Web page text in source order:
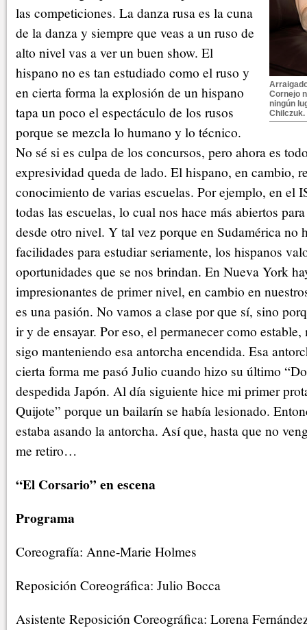
Cornejo
ningún
Chilczuk.
las competiciones. La danza rusa es la cuna
de la danza y siempre que veas a un ruso de
alto nivel vas a ver un buen show. El
hispano no es tan estudiado como el ruso y
en cierta forma la explosión de un hispano
tapa un poco el espectáculo de los rusos
porque se mezcla lo humano y lo técnico.
No sé si es culpa de los concursos, pero ahora es
expresividad queda de lado. El hispano, en cambio,
conocimiento de varias escuelas. Por ejemplo, en el
todas las escuelas, lo cual nos hace más abiertos
desde otro nivel. Y tal vez porque en Sudamérica no
facilidades para estudiar seriamente, los hispanos
oportunidades que se nos brindan. En Nueva York
impresionantes de primer nivel, en cambio en
es una pasión. No vamos a clase por que sí, sino
ir y de ensayar. Por eso, el permanecer como
sigo manteniendo esa antorcha encendida. Esa
cierta forma me pasó Julio cuando hizo su último
despedida Japón. Al día siguiente hice mi primer
Quijote” porque un bailarín se había lesionado.
estaba asando la antorcha. Así que, hasta que no
me retiro…
“El Corsario” en escena
Programa
Coreografía: Anne-Marie Holmes
Reposición Coreográfica: Julio Bocca
Asistente Reposición Coreográfica: Lorena